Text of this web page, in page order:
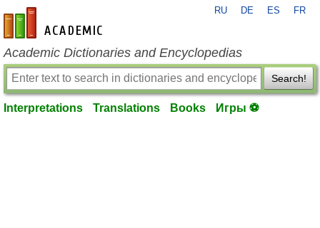
en-academic.com
RU DE ES FR
Academic Dictionaries and Encyclopedias
Search!
Interpretations Translations Books Игры ⚽